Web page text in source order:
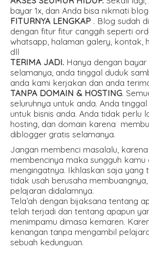
bayar 1x, dan Anda bisa nikmati
FITURNYA LENGKAP . Blog sudah
dengan fitur fitur canggih seperti
whatsapp, halaman galery, kontak,
dll
TERIMA JADI. Hanya dengan bayar
selamanya, anda tinggal duduk
anda kami kerjakan dan anda
TANPA DOMAIN & HOSTING.
seluruhnya untuk anda. Anda
untuk bisnis anda. Anda tidak perlu
hosting, dan domain karena
diblogger gratis selamanya.
Jangan membenci masalalu,
membencinya maka sungguh kamu
mengingatnya. Ikhlaskan saja yang
tidak usah berusaha
pelajaran didalamnya.
Tela’ah dengan bijaksana tentang
telah terjadi dan tentang apapun
menimpamu dimasa kemaren.
kenangan tanpa mengambil
sebuah kedunguan.